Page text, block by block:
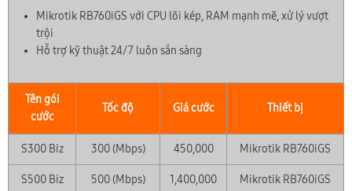
Mikrotik RB760iGS với CPU lõi kép, RAM mạnh mẽ, xử lý vượt
trội
Hỗ trợ kỹ thuật 24/7 luôn sẵn sàng
Tên gói
cước
Tốc độ Giá cước Thiết bị
S300 Biz 300 (Mbps) 450,000 Mikrotik RB760iGS
S500 Biz 500 (Mbps) 1,400,000 Mikrotik RB760iGS